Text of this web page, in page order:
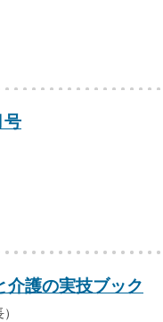
号
介護の実技ブック